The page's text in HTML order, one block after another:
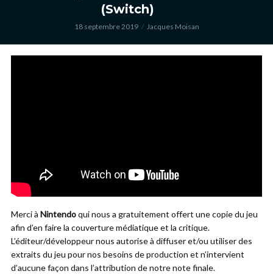
(Switch)
18 septembre 2019 Jacques Moisan
Merci à Nintendoqui nous a gratuitement offert une copie du jeu
afin d’en faire la couverture médiatique et la critique.
L’éditeur/développeur nous autorise à diffuser et/ou utiliser des
extraits du jeu pour nos besoins de production et n’intervient
d’aucune façon dans l’attribution de notre note finale.